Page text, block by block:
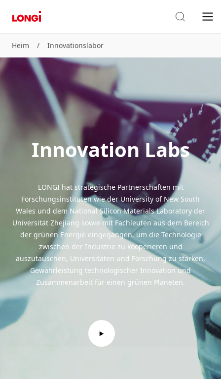
Heim / Innovationslabor
Innovation Labs
LONGI hat strategische Partnerschaften mit
Forschungsinstituten wie der University of New South
Wales und dem National Silicon Materials Laboratory der
Universität Zhejiang sowie mit Fachleuten aus dem Bereich
der grünen Energie eingegangen, um die Technologie
zwischen der Industrie zu kooperieren und
auszutauschen, Universitäten und Forschung zu stärken,
Gewährleistung technologischer Innovation und
Zusammenarbeit für einen grünen Planeten.